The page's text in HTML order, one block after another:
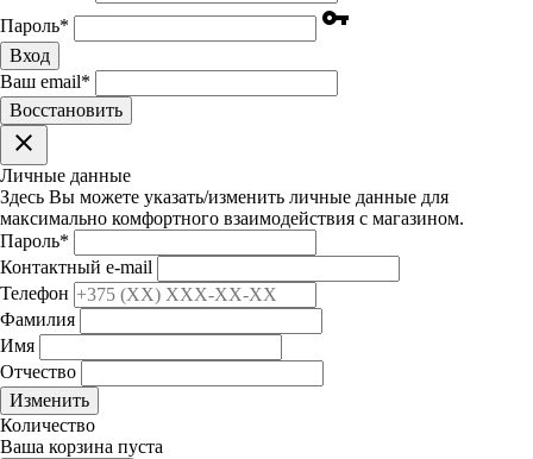
Пароль* vpn_key
Вход
Ваш email*
Воcстановить
clear
Личные данные
Здесь Вы можете указать/изменить личные данные для
максимально комфортного взаимодействия с магазином.
Пароль*
Контактный e-mail
Телефон
Фамилия
Имя
Отчество
Изменить
Количество
Ваша корзина пуста